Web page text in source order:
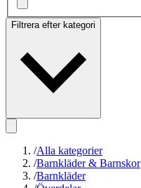
Filtrera efter kategori
/Alla kategorier
/Barnkläder & Barnskor
/Barnkläder